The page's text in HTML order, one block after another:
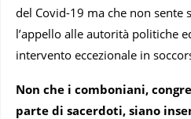
del Covid-19 ma che non sente
l’appello alle autorità politiche
intervento eccezionale in
Non che i comboniani,
parte di sacerdoti, siano